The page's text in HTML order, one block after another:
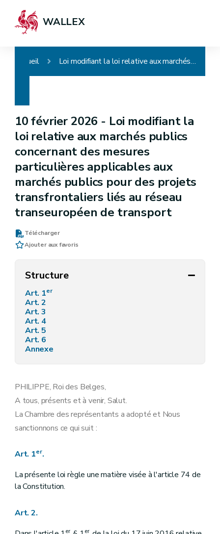
WALLEX
Accueil Loi modifiant la loi relative aux marchés publics concernant des mesures particulières applicables aux marchés publics pour des projets transfrontaliers liés au réseau transeuropéen de transport
10 février 2026 - Loi modifiant la
loi relative aux marchés publics
concernant des mesures
particulières applicables aux
marchés publics pour des projets
transfrontaliers liés au réseau
transeuropéen de transport
Télécharger
Ajouter aux favoris
Structure
Art. 1er
Art. 2
Art. 3
Art. 4
Art. 5
Art. 6
Annexe
PHILIPPE, Roi des Belges,
A tous, présents et à venir, Salut.
La Chambre des représentants a adopté et Nous
sanctionnons ce qui suit :
Art. 1er.
La présente loi règle une matière visée à l'article 74 de
la Constitution.
Art. 2.
er er